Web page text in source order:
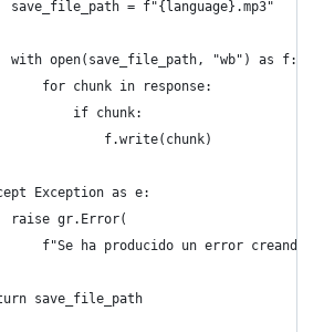
save_file_path = f"{language}.mp3"
with open(save_file_path, "wb") as f:
for chunk in response:
if chunk:
f.write(chunk)
Exception as e:
raise gr.Error(
f"Se ha producido un error creando
save_file_path